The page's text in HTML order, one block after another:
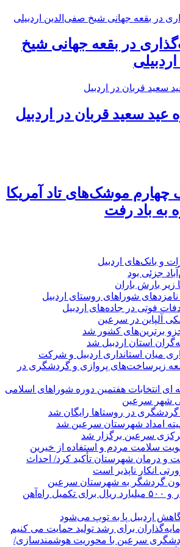
در بقعه جهانی شیخ
عید سعید قربان در اردبیل
چهارم موشک‌های تاد آمریکا
و بانک‌های اردبیل
جزئی بود
زیر بارش باران
آلپاین در سرعین
برترین‌های کشور شد
استان اردبیل شد
میان استانداری اردبیل و شرکت
زیرساخت‌های پروازی و گردشگری در
انتخابات هفتمین دوره شوراهای اسلامی
شهر سرعین
در روستاها رایگان شد
امداد شهرستان سرعین شد
سرعین برگزار شد
سلامت مردم و استفاده از خیرین
و درمان شهرستان تأکید کرد/ احداث
انکار ناپذیر است
گردشگر به شهرستان سرعین
استانداراردبیل: سه هزار و ۵۰۰ میلیارد ریال برای تکمیل راه‌آهن
اردبیل پا به توپ می‌شود
برای رشد تولید حمایت می کنیم
سرعین با محوریت هوشمندسازی/